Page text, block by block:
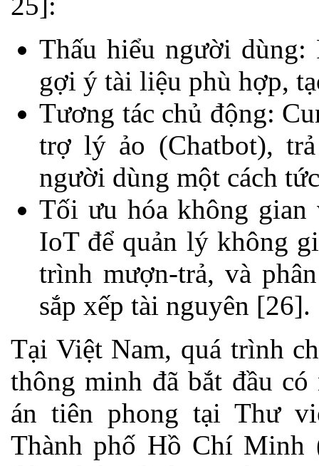
Thấu hiểu người dùng:
gợi ý tài liệu phù hợp,
Tương tác chủ động:
trợ lý ảo (Chatbot),
người dùng một cách
Tối ưu hóa không gian
IoT để quản lý không
trình mượn-trả, và
sắp xếp tài nguyên [26].
Tại Việt Nam, quá trình
thông minh đã bắt đầu
án tiên phong tại Thư
Thành phố Hồ Chí